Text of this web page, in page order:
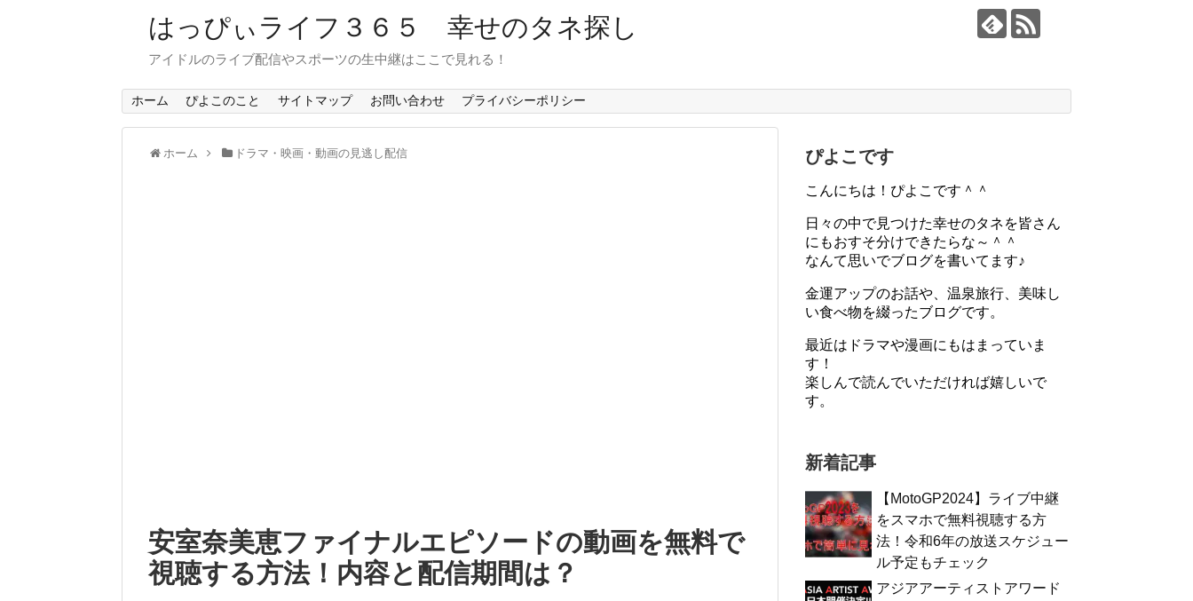
はっぴぃライフ３６５ 幸せのタネ探し
アイドルのライブ配信やスポーツの生中継はここで見れる！
ホーム ぴよこのこと サイトマップ お問い合わせ プライバシーポリシー
ホーム ドラマ・映画・動画の見逃し配信
安室奈美恵ファイナルエピソードの動画を無料で
視聴する方法！内容と配信期間は？
ぴよこです
こんにちは！ぴよこです＾＾
日々の中で見つけた幸せのタネを皆さん
にもおすそ分けできたらな～＾＾
なんて思いでブログを書いてます♪
金運アップのお話や、温泉旅行、美味し
い食べ物を綴ったブログです。
最近はドラマや漫画にもはまっていま
す！
楽しんで読んでいただければ嬉しいで
す。
新着記事
【MotoGP2024】ライブ中継
をスマホで無料視聴する方
法！令和6年の放送スケジュー
ル予定もチェック
アジアアーティストアワード